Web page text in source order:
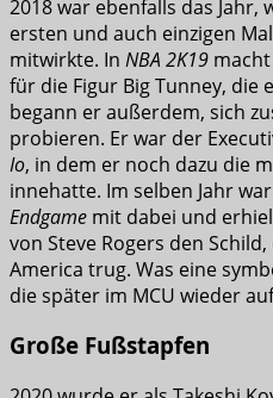
2018 war ebenfalls das Jahr,
ersten und auch einzigen
mitwirkte. In NBA 2K19
für die Figur Big Tunney, die
begann er außerdem, sich
probieren. Er war der
Io, in dem er noch dazu die
innehatte. Im selben Jahr
Endgame mit dabei und
von Steve Rogers den
America trug. Was eine
die später im MCU wieder
Große Fußstapfen